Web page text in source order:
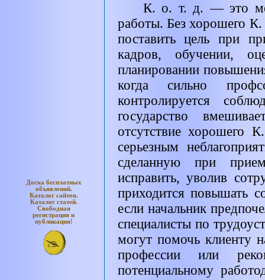
Доска бесплатных
объявлений.
Каталог сайтов.
Каталог статей.
Свободная
регистрация и
публикация!
К. о. т. д. — это
работы. Без хорошего
поставить цель при
кадров, обучении,
планировании
когда сильно
контролируется
государство
отсутствие хорошего
серьезным
сделанную при
исправить, уволив
приходится повышать
если начальник
специалисты по
могут помочь клиенту
профессии или
потенциальному